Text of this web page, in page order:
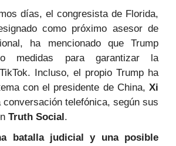
días, el congresista de Florida,
como próximo asesor de
ha mencionado que Trump
medidas para garantizar la
Incluso, el propio Trump ha
con el presidente de China, Xi
conversación telefónica, según sus
Truth Social .
batalla judicial y una posible